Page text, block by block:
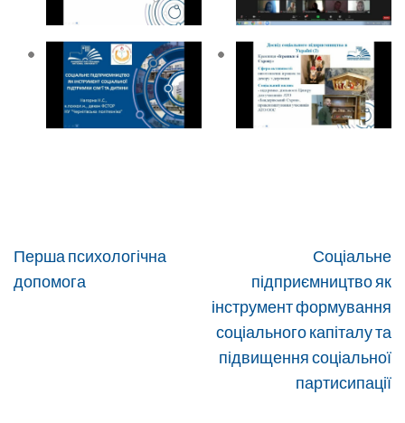
Навігація
записів
Перша психологічна
допомога
Соціальне
підприємництво як
інструмент формування
соціального капіталу та
підвищення соціальної
партисипації